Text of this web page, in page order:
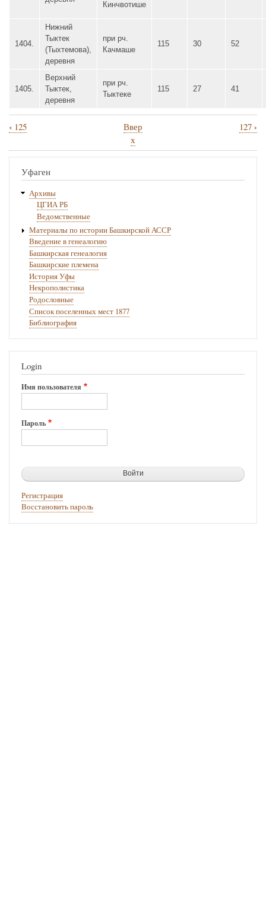
Кинчвотише
1404.
Нижний
Тыктек
(Тыхтемова),
деревня
при рч.
Качмаше
115 30 52
1405.
Верхний
Тыктек,
деревня
при рч.
Тыктеке
115 27 41
Перекрёстные
ссылки
книги
для
‹ 125
Ввер
х
127 ›
Уфаген
Архивы
ЦГИА РБ
Ведомственные
Материалы по истории Башкирской АССР
Введение в генеалогию
Башкирская генеалогия
Башкирские племена
История Уфы
Некрополистика
Родословные
Список поселенных мест 1877
Библиография
Login
Имя пользователя
Пароль
Регистрация
Восстановить пароль